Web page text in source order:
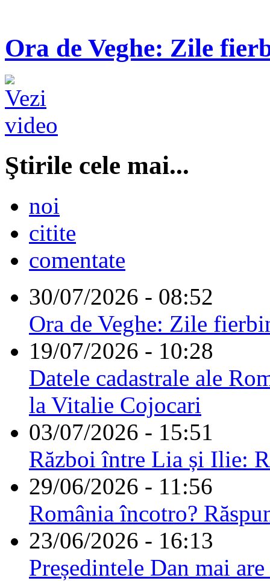
Ora de Veghe: Zile
Ştirile cele mai...
noi
citite
comentate
30/07/2026 - 08:52
Ora de Veghe: Zile
19/07/2026 - 10:28
Datele cadastrale ale
la Vitalie Cojocari
03/07/2026 - 15:51
Război între Lia și Ilie:
29/06/2026 - 11:56
România încotro?
23/06/2026 - 16:13
Președintele Dan mai